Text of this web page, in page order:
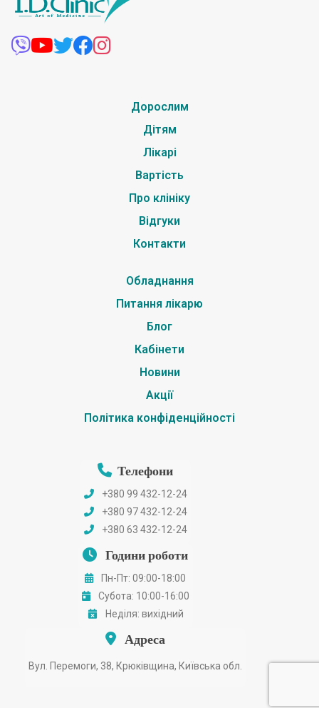
Дорослим
Дітям
Лікарі
Вартість
Про клініку
Відгуки
Контакти
Обладнання
Питання лікарю
Блог
Кабінети
Новини
Акції
Політика конфіденційності
Телефони
+380 99 432-12-24
+380 97 432-12-24
+380 63 432-12-24
Години роботи
Пн-Пт: 09:00-18:00
Субота: 10:00-16:00
Неділя: вихідний
Адреса
Вул. Перемоги, 38, Крюківщина, Київська обл.